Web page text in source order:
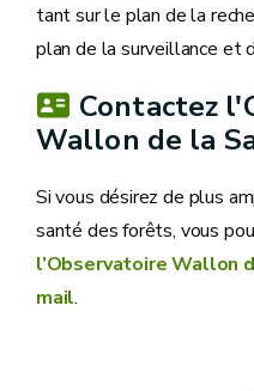
tant sur le plan de la
plan de la surveillance et
Contactez
Wallon de la
Si vous désirez de plus
santé des forêts, vous
l’Observatoire Wallon
mail.